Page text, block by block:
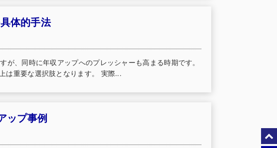
体的手法
、同時に年収アップへのプレッシャーも高まる時期です。
は重要な選択肢となります。 実際...
ップ事例